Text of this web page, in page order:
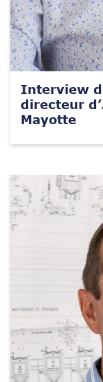
Interview
directeur
Mayotte